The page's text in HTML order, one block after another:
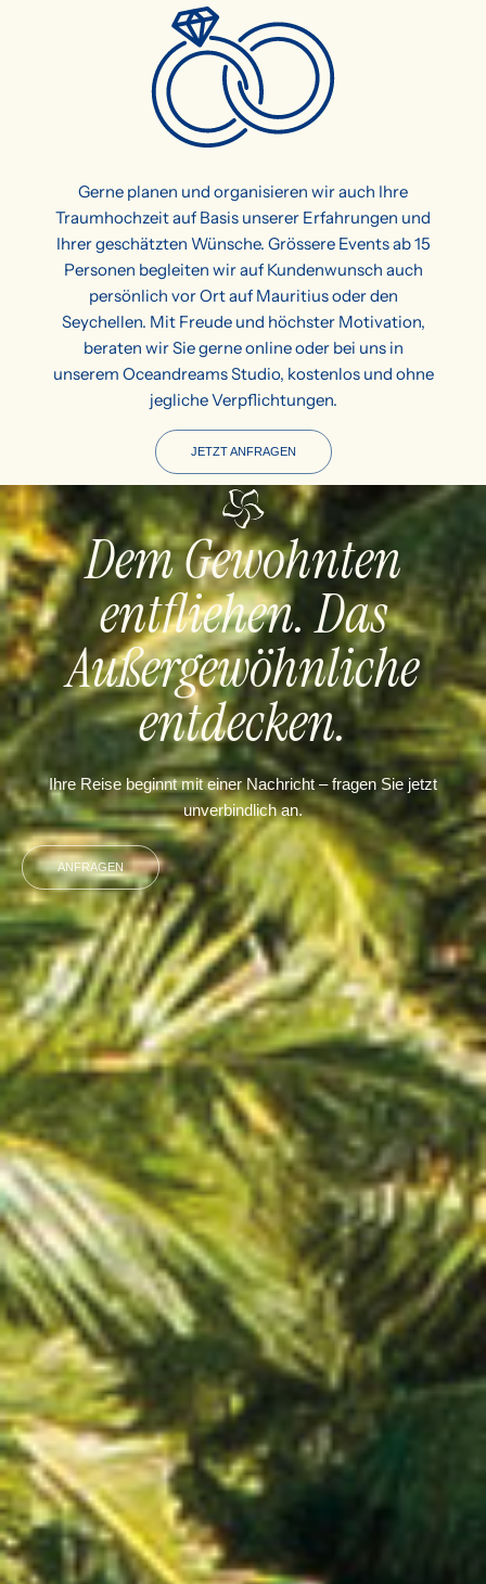
Gerne planen und organisieren wir auch Ihre
Traumhochzeit auf Basis unserer Erfahrungen und
Ihrer geschätzten Wünsche. Grössere Events ab 15
Personen begleiten wir auf Kundenwunsch auch
persönlich vor Ort auf Mauritius oder den
Seychellen. Mit Freude und höchster Motivation,
beraten wir Sie gerne online oder bei uns in
unserem Oceandreams Studio, kostenlos und ohne
jegliche Verpflichtungen.
JETZT ANFRAGEN
Dem Gewohnten
entfliehen. Das
Außergewöhnliche
entdecken.
Ihre Reise beginnt mit einer Nachricht – fragen Sie jetzt
unverbindlich an.
ANFRAGEN